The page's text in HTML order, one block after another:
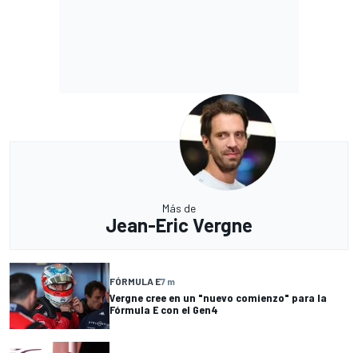
Más de
Jean-Eric Vergne
FÓRMULA E7 m
Vergne cree en un "nuevo comienzo" para la
Fórmula E con el Gen4